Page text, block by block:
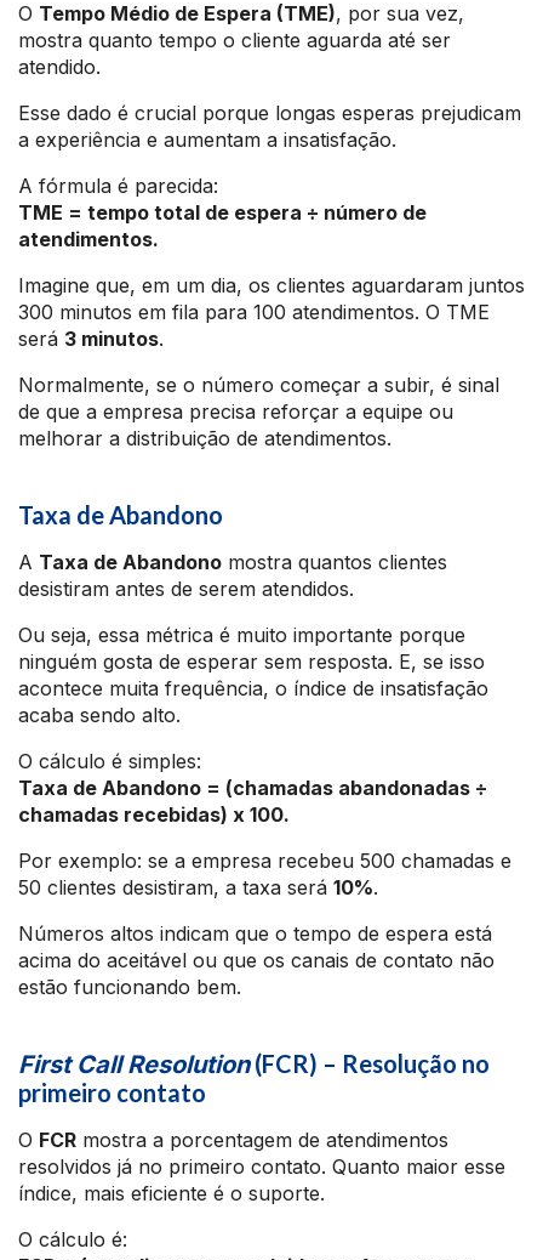
O Tempo Médio de Espera (TME), por sua vez,
mostra quanto tempo o cliente aguarda até ser
atendido.
Esse dado é crucial porque longas esperas prejudicam
a experiência e aumentam a insatisfação.
A fórmula é parecida:
TME = tempo total de espera ÷ número de
atendimentos.
Imagine que, em um dia, os clientes aguardaram juntos
300 minutos em fila para 100 atendimentos. O TME
será 3 minutos.
Normalmente, se o número começar a subir, é sinal
de que a empresa precisa reforçar a equipe ou
melhorar a distribuição de atendimentos.
Taxa de Abandono
A Taxa de Abandono mostra quantos clientes
desistiram antes de serem atendidos.
Ou seja, essa métrica é muito importante porque
ninguém gosta de esperar sem resposta. E, se isso
acontece muita frequência, o índice de insatisfação
acaba sendo alto.
O cálculo é simples:
Taxa de Abandono = (chamadas abandonadas ÷
chamadas recebidas) x 100.
Por exemplo: se a empresa recebeu 500 chamadas e
50 clientes desistiram, a taxa será 10%.
Números altos indicam que o tempo de espera está
acima do aceitável ou que os canais de contato não
estão funcionando bem.
First Call Resolution(FCR) – Resolução no
primeiro contato
O FCR mostra a porcentagem de atendimentos
resolvidos já no primeiro contato. Quanto maior esse
índice, mais eficiente é o suporte.
O cálculo é: